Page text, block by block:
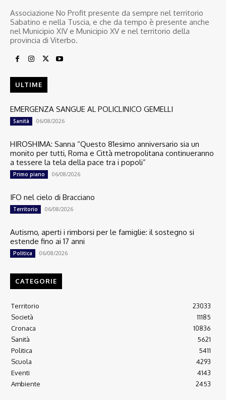
Associazione No Profit presente da sempre nel territorio
Sabatino e nella Tuscia, e che da tempo è presente anche
nel Municipio XIV e Municipio XV e nel territorio della
provincia di Viterbo.
ULTIME
EMERGENZA SANGUE AL POLICLINICO GEMELLI
Sanità 06/08/2026
HIROSHIMA: Sanna “Questo 81esimo anniversario sia un
monito per tutti, Roma e Città metropolitana continueranno
a tessere la tela della pace tra i popoli”
Primo piano 06/08/2026
IFO nel cielo di Bracciano
Territorio 06/08/2026
Autismo, aperti i rimborsi per le famiglie: il sostegno si
estende fino ai 17 anni
Politica 06/08/2026
CATEGORIE
Territorio
23033
Società
11185
Cronaca
10836
Sanità
5621
Politica
5411
Scuola
4293
Eventi
4143
Ambiente
2453